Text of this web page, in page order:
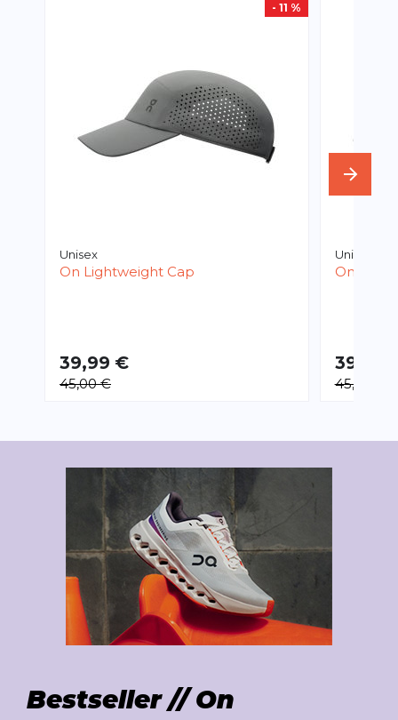
- 11 %
Unisex
On Lightweight Cap
39,99 €
45,00 €
Unisex
On
39,95
45,00 €
Bestseller // On